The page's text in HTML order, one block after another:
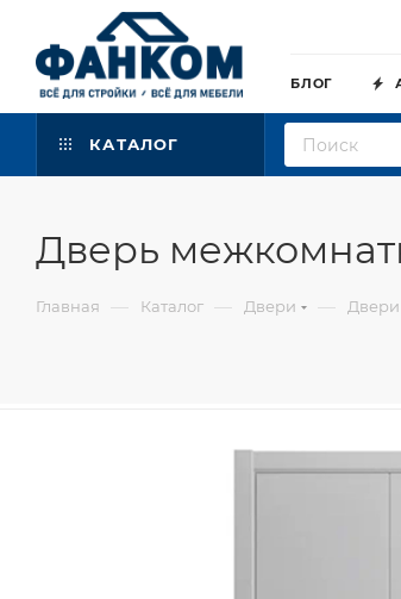
БЛОГ
КАТАЛОГ
Дверь
Главная — Каталог — Двери —